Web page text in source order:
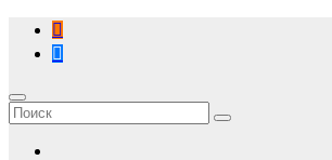
Перейти
содержимому